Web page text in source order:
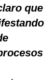
que